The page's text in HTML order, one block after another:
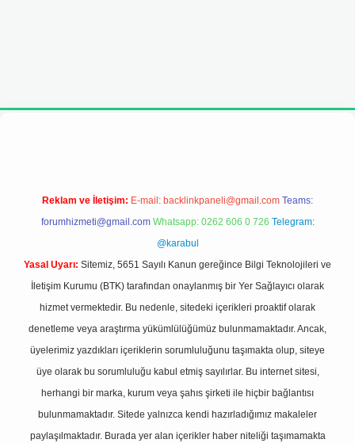
giriş adresi
Reklam ve İletişim: E-mail: backlinkpaneli@gmail.com Teams:
forumhizmeti@gmail.com Whatsapp: 0262 606 0 726 Telegram:
@karabul
Yasal Uyarı: Sitemiz, 5651 Sayılı Kanun gereğince Bilgi Teknolojileri ve
İletişim Kurumu (BTK) tarafından onaylanmış bir Yer Sağlayıcı olarak
hizmet vermektedir. Bu nedenle, sitedeki içerikleri proaktif olarak
denetleme veya araştırma yükümlülüğümüz bulunmamaktadır. Ancak,
üyelerimiz yazdıkları içeriklerin sorumluluğunu taşımakta olup, siteye
üye olarak bu sorumluluğu kabul etmiş sayılırlar. Bu internet sitesi,
herhangi bir marka, kurum veya şahıs şirketi ile hiçbir bağlantısı
bulunmamaktadır. Sitede yalnızca kendi hazırladığımız makaleler
paylaşılmaktadır. Burada yer alan içerikler haber niteliği taşımamakta